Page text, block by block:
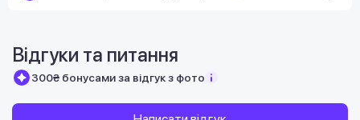
Відгуки та питання
300₴ бонусами за відгук з фото